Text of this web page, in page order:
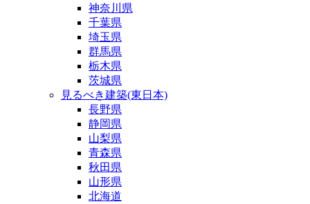
神奈川県
千葉県
埼玉県
群馬県
栃木県
茨城県
見るべき建築(東日本)
長野県
静岡県
山梨県
青森県
秋田県
山形県
北海道